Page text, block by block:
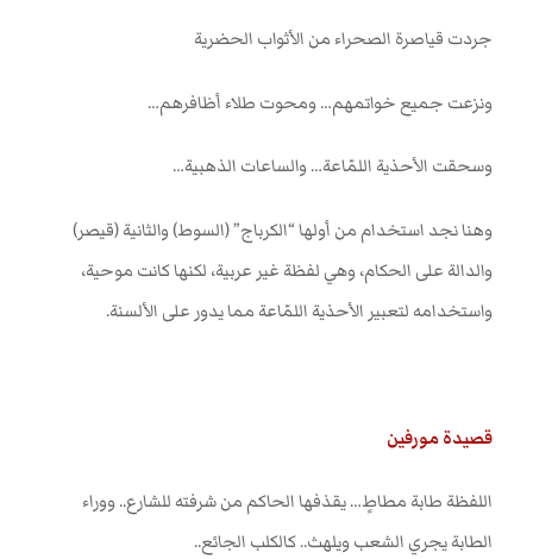
جردت قياصرة الصحراء من الأثواب الحضرية
ونزعت جميع خواتمهم… ومحوت طلاء أظافرهم…
وسحقت الأحذية اللمّاعة… والساعات الذهبية…
وهنا نجد استخدام من أولها “الكرباج” (السوط) والثانية (قيصر)
والدالة على الحكام، وهي لفظة غير عربية، لكنها كانت موحية،
واستخدامه لتعبير الأحذية اللمّاعة مما يدور على الألسنة.
قصيدة مورفين
اللفظة طابة مطاطٍ… يقذفها الحاكم من شرفته للشارع.. ووراء
الطابة يجري الشعب ويلهث.. كالكلب الجائع..